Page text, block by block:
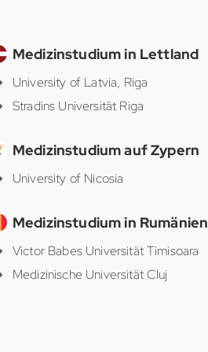
Medizinstudium in Lettland
University of Latvia, Riga
Stradins Universität Riga
Medizinstudium auf Zypern
University of Nicosia
Medizinstudium in Rumänien
Victor Babes Universität Timisoara
Medizinische Universität Cluj